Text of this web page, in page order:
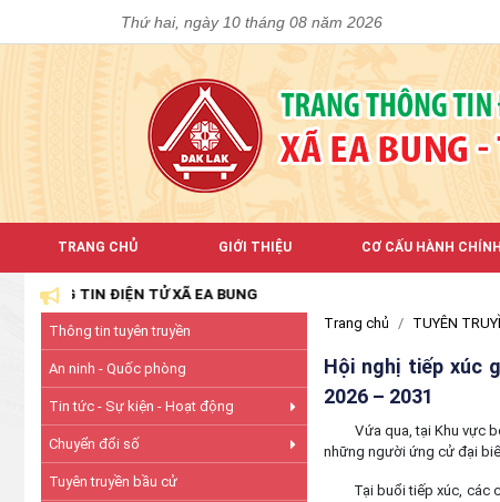
Thứ hai, ngày 10 tháng 08 năm 2026
TRANG CHỦ GIỚI THIỆU CƠ CẤU HÀNH CHÍNH
TIN ĐIỆN TỬ XÃ EA BUNG
Thông tin tuyên truyền
An ninh - Quốc phòng
Tin tức - Sự kiện - Hoạt động
Chuyển đổi số
Tuyên truyền bầu cử
Trang chủ TUYÊN
Hội nghị tiếp xúc
2026 – 2031
Vứa qua, tại Khu vực bỏ
những người ứng cử đại
Tại buổi tiếp xúc, các cử